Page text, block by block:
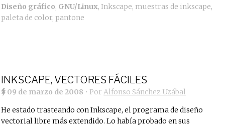
Diseño gráfico, GNU/Linux,Inkscape, muestras de inkscape,
paleta de color, pantone
INKSCAPE, VECTORES FÁCILES
09 de marzo de 2008 • PorAlfonso Sánchez Uzábal
He estado trasteando con Inkscape, el programa de diseño
vectorial libre más extendido. Lo había probado en sus